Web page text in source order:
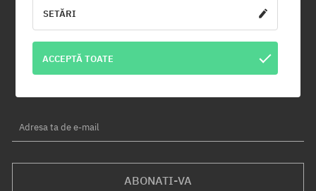
Înregistrează-te pentru a primi newsletter-ul nostru și vei fi informat
primul despre produse noi și campaniile de promoție!
În plus, vei primi un cod de reducere de -5% pentru întreaga
Adresa ta de e-mail
ABONATI-VA
SETĂRI
ACCEPTĂ TOATE